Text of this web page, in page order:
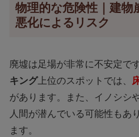
物理的な危険性｜建物
悪化によるリスク
廃墟は足場が非常に不安定です
キング上位のスポットでは、
があります。また、イノシシ
人間が潜んでいる可能性もあ
ます。